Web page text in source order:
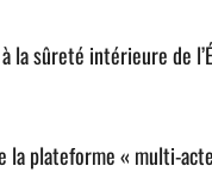
la sûreté intérieure de
la plateforme « multi-